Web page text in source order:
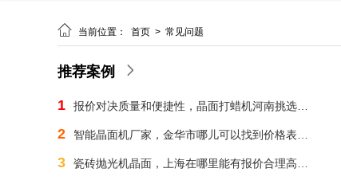
 当前位置： 首页 > 常见问题
推荐案例
1
2
3